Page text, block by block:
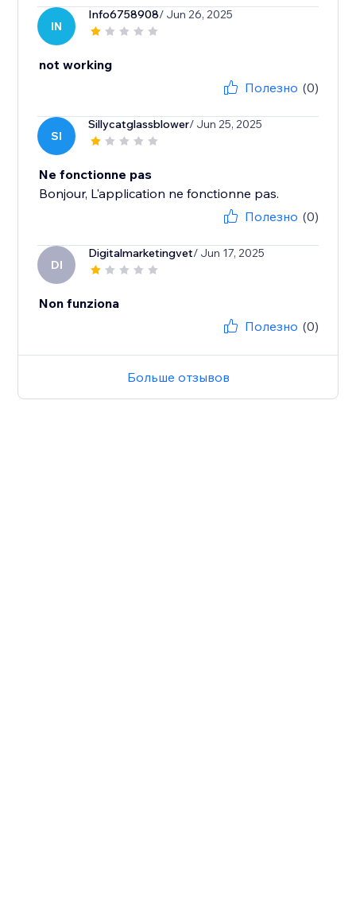
IN
Info6758908/ Jun 26, 2025
not working
Полезно (0)
SI
Sillycatglassblower/ Jun 25, 2025
Ne fonctionne pas
Bonjour, L'application ne fonctionne pas.
Полезно (0)
DI
Digitalmarketingvet/ Jun 17, 2025
Non funziona
Полезно (0)
Больше отзывов